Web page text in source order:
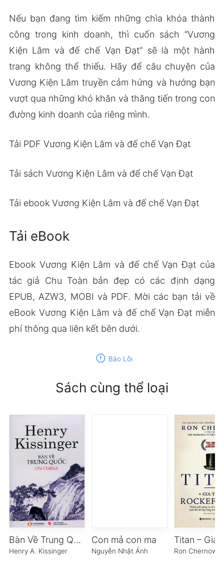
Nếu bạn đang tìm kiếm những chìa khóa thành
công trong kinh doanh, thì cuốn sách “Vương
Kiện Lâm và đế chế Vạn Đạt” sẽ là một hành
trang không thể thiếu. Hãy để câu chuyện của
Vương Kiện Lâm truyền cảm hứng và hướng bạn
vượt qua những khó khăn và thăng tiến trong con
đường kinh doanh của riêng mình.
Tải PDF Vương Kiện Lâm và đế chế Vạn Đạt
Tải sách Vương Kiện Lâm và đế chế Vạn Đạt
Tải ebook Vương Kiện Lâm và đế chế Vạn Đạt
Tải eBook
Ebook Vương Kiện Lâm và đế chế Vạn Đạt của
tác giả Chu Toàn bản đẹp có các định dạng
EPUB, AZW3, MOBI và PDF. Mời các bạn tải về
eBook Vương Kiện Lâm và đế chế Vạn Đạt miễn
phí thông qua liên kết bên dưới.
report Báo Lỗi
Sách cùng thể loại
Bàn Về Trung Quốc
Henry A. Kissinger
Con mả con ma
Nguyễn Nhật Ánh Ron Chernow